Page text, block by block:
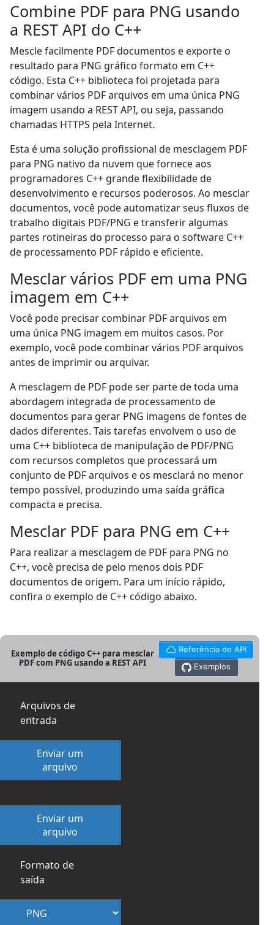
Combine PDF para PNG usando
a REST API do C++
Mescle facilmente PDF documentos e exporte o
resultado para PNG gráfico formato em C++
código. Esta C++ biblioteca foi projetada para
combinar vários PDF arquivos em uma única PNG
imagem usando a REST API, ou seja, passando
chamadas HTTPS pela Internet.
Esta é uma solução profissional de mesclagem PDF
para PNG nativo da nuvem que fornece aos
programadores C++ grande flexibilidade de
desenvolvimento e recursos poderosos. Ao mesclar
documentos, você pode automatizar seus fluxos de
trabalho digitais PDF/PNG e transferir algumas
partes rotineiras do processo para o software C++
de processamento PDF rápido e eficiente.
Mesclar vários PDF em uma PNG
imagem em C++
Você pode precisar combinar PDF arquivos em
uma única PNG imagem em muitos casos. Por
exemplo, você pode combinar vários PDF arquivos
antes de imprimir ou arquivar.
A mesclagem de PDF pode ser parte de toda uma
abordagem integrada de processamento de
documentos para gerar PNG imagens de fontes de
dados diferentes. Tais tarefas envolvem o uso de
uma C++ biblioteca de manipulação de PDF/PNG
com recursos completos que processará um
conjunto de PDF arquivos e os mesclará no menor
tempo possível, produzindo uma saída gráfica
compacta e precisa.
Mesclar PDF para PNG em C++
Para realizar a mesclagem de PDF para PNG no
C++, você precisa de pelo menos dois PDF
documentos de origem. Para um início rápido,
confira o exemplo de C++ código abaixo.
Exemplo de código C++ para mesclar
PDF com PNG usando a REST API
Referência de API
Exemplos
Arquivos de
entrada
Enviar um
arquivo
Enviar um
arquivo
Formato de
saída